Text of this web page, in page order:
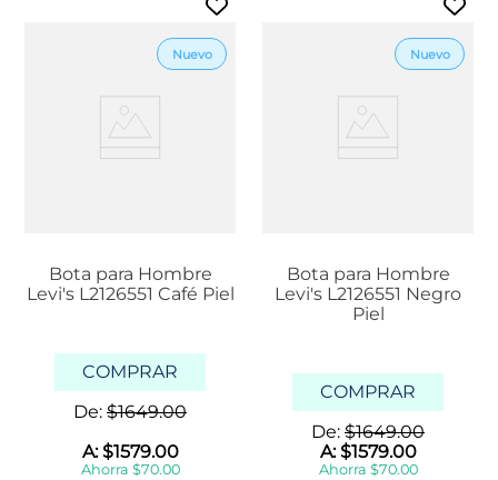
Bota para Hombre
Levi's L2126551 Café Piel
COMPRAR
De: $1649.00
A:$1579.00
Ahorra $70.00
Bota para Hombre
Levi's L2126551 Negro
Piel
COMPRAR
De: $1649.00
A:$1579.00
Ahorra $70.00